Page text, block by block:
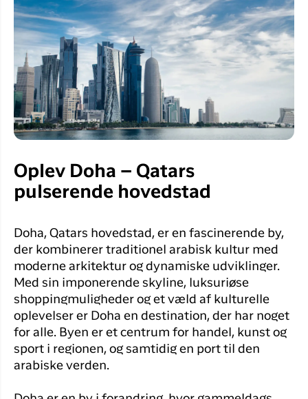
Oplev Doha – Qatars
pulserende hovedstad
Doha, Qatars hovedstad, er en fascinerende by,
der kombinerer traditionel arabisk kultur med
moderne arkitektur og dynamiske udviklinger.
Med sin imponerende skyline, luksuriøse
shoppingmuligheder og et væld af kulturelle
oplevelser er Doha en destination, der har noget
for alle. Byen er et centrum for handel, kunst og
sport i regionen, og samtidig en port til den
arabiske verden.